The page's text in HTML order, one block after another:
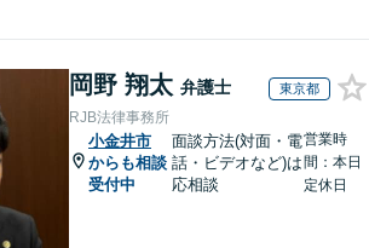
岡野 翔太 弁護士 東京都
RJB法律事務所
小金井市
からも相談
受付中
面談方法(対面・電
話・ビデオなど)は
応相談
営業時
間：本日
定休日